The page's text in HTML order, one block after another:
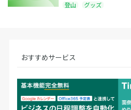
登山 グッズ
おすすめサービス